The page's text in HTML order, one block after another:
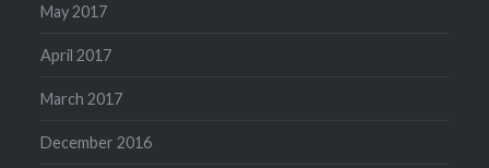
May 2017
April 2017
March 2017
December 2016